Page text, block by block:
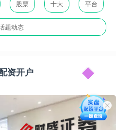
股票 十大 平台
题动态
资开户